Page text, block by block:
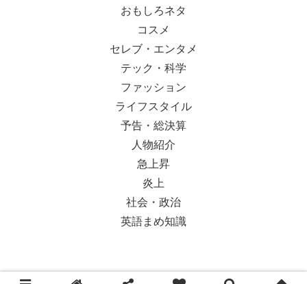
おもしろネタ
コスメ
セレブ・エンタメ
テック・科学
ファッション
ライフスタイル
予告・総決算
人物紹介
急上昇
炎上
社会・政治
英語まめ知識